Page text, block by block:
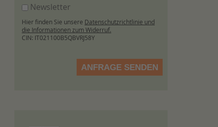
Newsletter
Hier finden Sie unsere Datenschutzrichtlinie und
die Informationen zum Widerruf.
CIN: IT021100B5QBVRJ58Y
ANFRAGE SENDEN